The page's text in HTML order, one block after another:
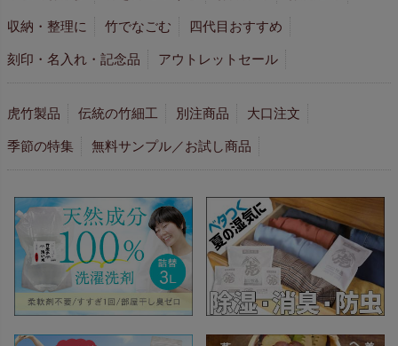
収納・整理に 竹でなごむ 四代目おすすめ
刻印・名入れ・記念品 アウトレットセール
虎竹製品 伝統の竹細工 別注商品 大口注文
季節の特集 無料サンプル／お試し商品